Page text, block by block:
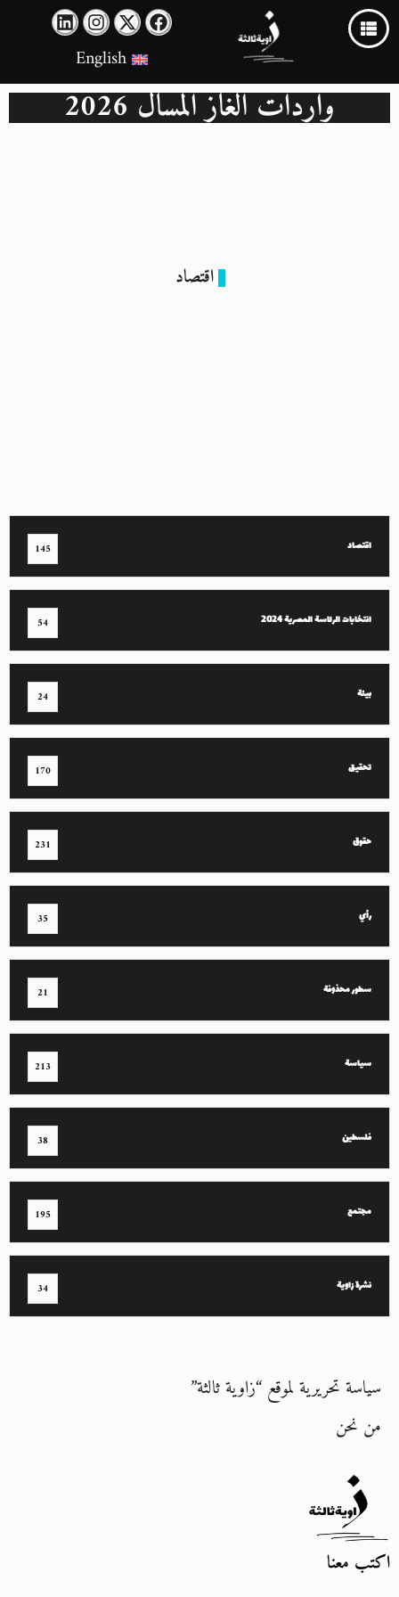
English
واردات الغاز المسال 2026
اقتصاد
اقتصاد 145
انتخابات الرئاسة المصرية 2024 54
بيئة 24
تحقيق 170
حقوق 231
رأي 35
سطور محذوفة 21
سياسة 213
فلسطين 38
مجتمع 195
نشرة زاوية 34
سياسة تحريرية لموقع “زاوية ثالثة”
من نحن
اكتب معنا